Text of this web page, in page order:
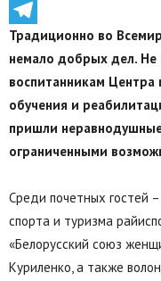
Facebook
Telegram
Традиционно во
немало добрых дел. Не
воспитанникам
обучения и
пришли
ограниченными
Среди почетных гостей
спорта и туризма
«Белорусский союз
Куриленко, а также